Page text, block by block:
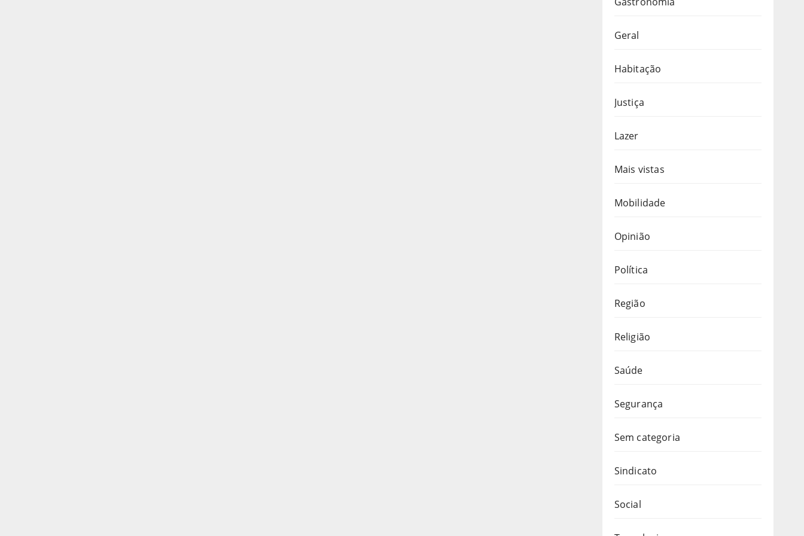
Geral
Habitação
Justiça
Lazer
Mais vistas
Mobilidade
Opinião
Política
Região
Religião
Saúde
Segurança
Sem categoria
Sindicato
Social